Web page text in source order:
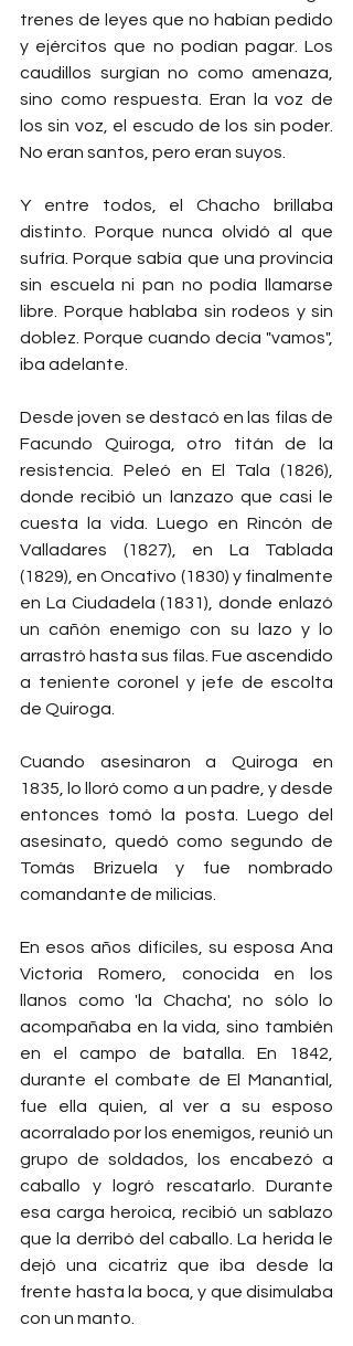
trenes de leyes que no habían pedido
y ejércitos que no podían pagar. Los
caudillos surgían no como amenaza,
sino como respuesta. Eran la voz de
los sin voz, el escudo de los sin poder.
No eran santos, pero eran suyos.
Y entre todos, el Chacho brillaba
distinto. Porque nunca olvidó al que
sufría. Porque sabía que una provincia
sin escuela ni pan no podía llamarse
libre. Porque hablaba sin rodeos y sin
doblez. Porque cuando decía "vamos",
iba adelante.
Desde joven se destacó en las filas de
Facundo Quiroga, otro titán de la
resistencia. Peleó en El Tala (1826),
donde recibió un lanzazo que casi le
cuesta la vida. Luego en Rincón de
Valladares (1827), en La Tablada
(1829), en Oncativo (1830) y finalmente
en La Ciudadela (1831), donde enlazó
un cañón enemigo con su lazo y lo
arrastró hasta sus filas. Fue ascendido
a teniente coronel y jefe de escolta
de Quiroga.
Cuando asesinaron a Quiroga en
1835, lo lloró como a un padre, y desde
entonces tomó la posta. Luego del
asesinato, quedó como segundo de
Tomás Brizuela y fue nombrado
comandante de milicias.
En esos años difíciles, su esposa Ana
Victoria Romero, conocida en los
llanos como 'la Chacha', no sólo lo
acompañaba en la vida, sino también
en el campo de batalla. En 1842,
durante el combate de El Manantial,
fue ella quien, al ver a su esposo
acorralado por los enemigos, reunió un
grupo de soldados, los encabezó a
caballo y logró rescatarlo. Durante
esa carga heroica, recibió un sablazo
que la derribó del caballo. La herida le
dejó una cicatriz que iba desde la
frente hasta la boca, y que disimulaba
con un manto.